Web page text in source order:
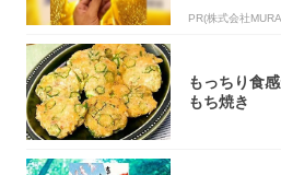
PR(株式会社
もっちり食
もち焼き